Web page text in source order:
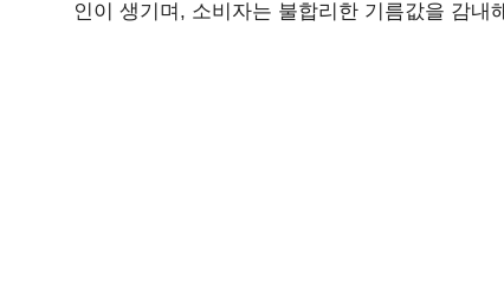
인이 생기며, 소비자는 불합리한 기름값을 감내